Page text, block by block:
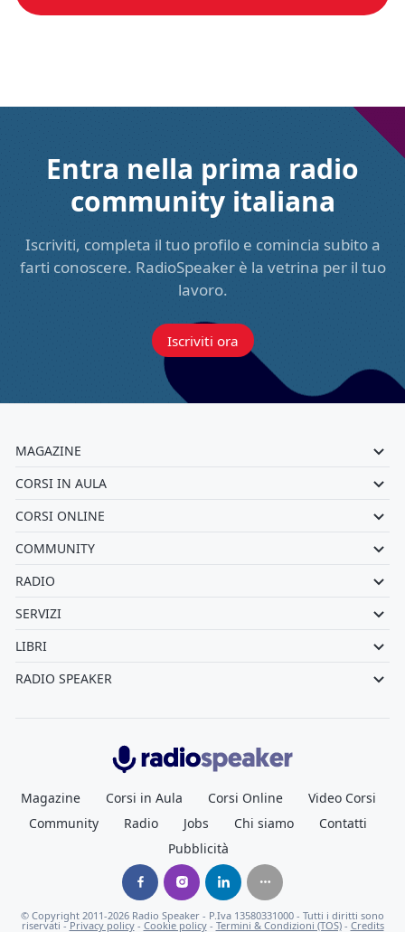
Entra nella prima radio
community italiana
Iscriviti, completa il tuo profilo e comincia subito a
farti conoscere. RadioSpeaker è la vetrina per il tuo
lavoro.
Iscriviti ora
MAGAZINE
CORSI IN AULA
CORSI ONLINE
COMMUNITY
RADIO
SERVIZI
LIBRI
RADIO SPEAKER
Radiospeaker.it
Magazine Corsi in Aula Corsi Online
Video Corsi
Community
Radio Jobs Chi siamo
Contatti
Pubblicità
© Copyright 2011-2026 Radio Speaker - P.Iva 13580331000 - Tutti i diritti sono
riservati -Privacy policy- Cookie policy- Termini & Condizioni (TOS)- Credits